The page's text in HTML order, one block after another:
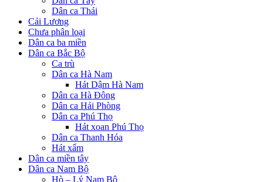
Dân ca Thái
Cải Lương
Chưa phân loại
Dân ca ba miền
Dân ca Bắc Bộ
Ca trù
Dân ca Hà Nam
Hát Dậm Hà Nam
Dân ca Hà Đông
Dân ca Hải Phòng
Dân ca Phú Thọ
Hát xoan Phú Thọ
Dân ca Thanh Hóa
Hát xẩm
Dân ca miền tây
Dân ca Nam Bộ
Hò – Lý Nam Bộ